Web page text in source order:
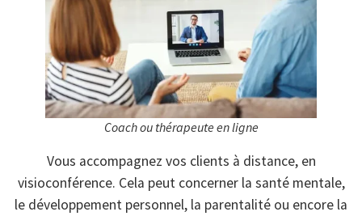
Coach ou thérapeute en ligne
Vous accompagnez vos clients à distance, en
visioconférence. Cela peut concerner la santé mentale,
le développement personnel, la parentalité ou encore la